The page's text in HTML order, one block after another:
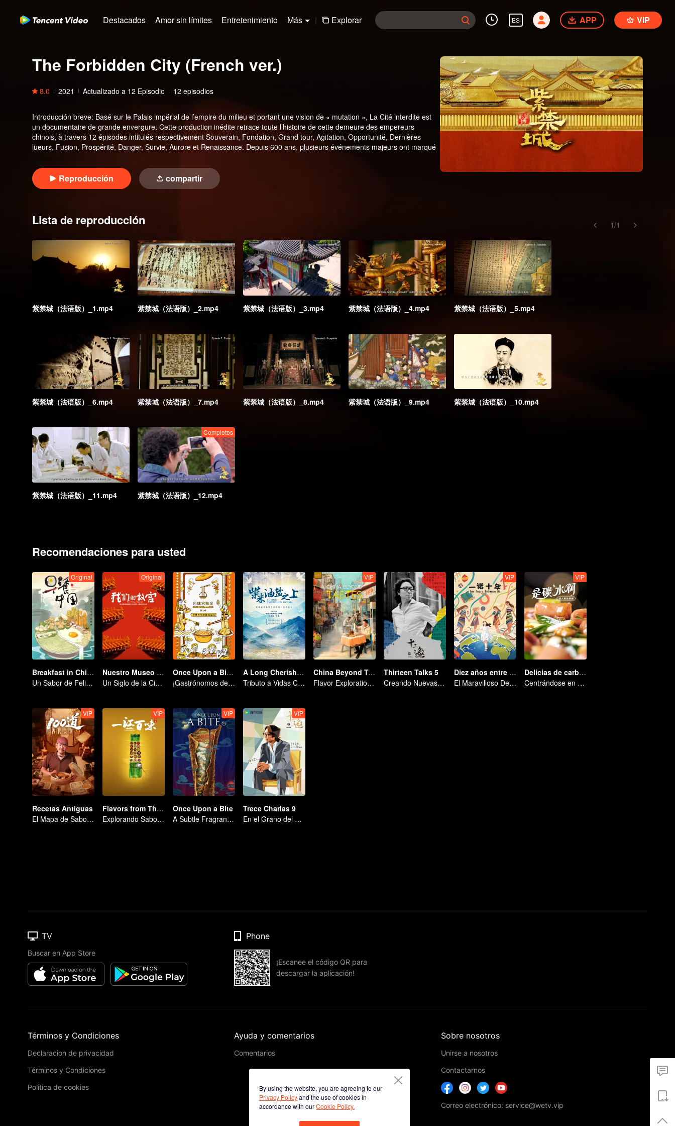
Destacados Amor sin límites Entretenimiento Más | Explorar ES APP VIP
The Forbidden City (French ver.)
8.0 2021 Actualizado a 12 Episodio 12 episodios
Introducción breve: Basé sur le Palais impérial de l’empire du milieu et portant une vision de « mutation », La Cité interdite est
un documentaire de grande envergure. Cette production inédite retrace toute l’histoire de cette demeure des empereurs
chinois, à travers 12 épisodes intitulés respectivement Souverain, Fondation, Grand tour, Agitation, Opportunité, Dernières
lueurs, Fusion, Prospérité, Danger, Survie, Aurore et Renaissance. Depuis 600 ans, plusieurs événements majeurs ont marqué
Reproducción compartir
Lista de reproducción 1/1
紫禁城（法语版）_1.mp4 紫禁城（法语版）_2.mp4 紫禁城（法语版）_3.mp4 紫禁城（法语版）_4.mp4 紫禁城（法语版）_5.mp4
紫禁城（法语版）_6.mp4 紫禁城（法语版）_7.mp4 紫禁城（法语版）_8.mp4 紫禁城（法语版）_9.mp4 紫禁城（法语版）_10.mp4
紫禁城（法语版）_11.mp4
Completos
紫禁城（法语版）_12.mp4
Recomendaciones para usted
Original
Breakfast in China
Un Sabor de Felicidad
Original
Nuestro Museo del Palacio
Un Siglo de la Ciudad Prohibida en una Mirada
Once Upon a Bite S2
¡Gastrónomos del Mundo, Uníos!
A Long Cherished Dream
Tributo a Vidas Comunes
VIP
China Beyond Tastes
Flavor Exploration Journey of Chen Xiaoqing
Thirteen Talks 5
Creando Nuevas Posibilidades en la Vida
VIP
Diez años entre nosotros
El Maravilloso Destino de una Chica China con el Mundo
VIP
Delicias de carbohidratos: colección de comidas irresistibles
Centrándose en el Atractivo de los Alimentos Básicos de Carbohidratos
VIP
Recetas Antiguas
El Mapa de Sabores de China
VIP
Flavors from The River
Explorando Sabores del Río Zi
VIP
Once Upon a Bite
A Subtle Fragrance in Flavor
VIP
Trece Charlas 9
En el Grano del Mundo, En Busca de la Certeza
By using the website, you are agreeing to our
Privacy Policyand the use of cookies in
accordance with ourCookie Policy.
TV
Buscar en App Store
Phone
¡Escanee el código QR para
descargar la aplicación!
Términos y Condiciones
Declaracion de privacidad
Términos y Condiciones
Política de cookies
Ayuda y comentarios
Comentarios
Sobre nosotros
Unirse a nosotros
Contactarnos
Correo electrónico: service@wetv.vip